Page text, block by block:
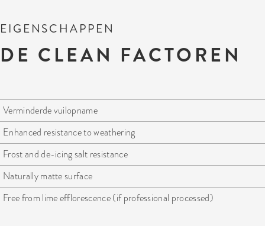
EIGENSCHAPPEN
DE CLEAN FACTOREN
Verminderde vuilopname
Enhanced resistance to weathering
Frost and de-icing salt resistance
Naturally matte surface
Free from lime efflorescence (if professional processed)